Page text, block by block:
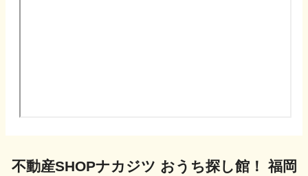
不動産SHOPナカジツ おうち探し館！ 福岡